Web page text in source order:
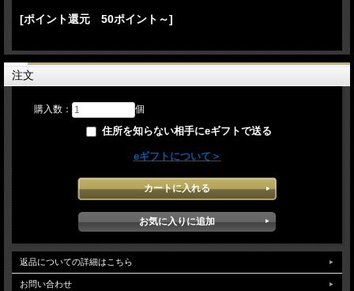
[ポイント還元 50ポイント～]
注文
購入数： 個
住所を知らない相手にeギフトで送る
eギフトについて＞
返品についての詳細はこちら
お問い合わせ